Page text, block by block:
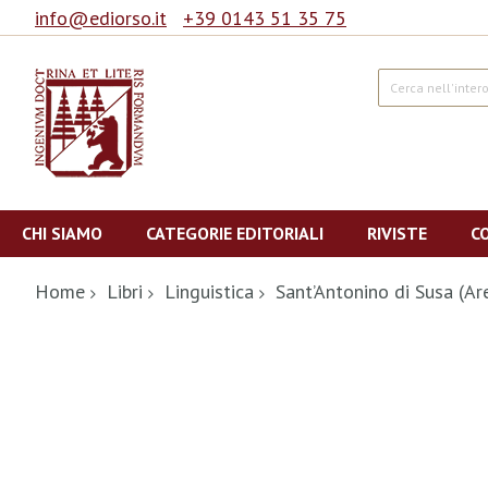
info@ediorso.it +39 0143 51 35 75
Cerca
al
contenuto
CHI SIAMO CATEGORIE EDITORIALI RIVISTE
Home Libri Linguistica Sant’Antonino di Susa